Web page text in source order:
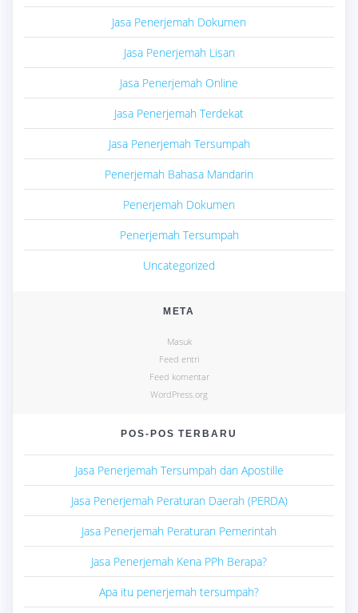
Jasa Penerjemah Dokumen
Jasa Penerjemah Lisan
Jasa Penerjemah Online
Jasa Penerjemah Terdekat
Jasa Penerjemah Tersumpah
Penerjemah Bahasa Mandarin
Penerjemah Dokumen
Penerjemah Tersumpah
Uncategorized
META
Masuk
Feed entri
Feed komentar
WordPress.org
POS-POS TERBARU
Jasa Penerjemah Tersumpah dan Apostille
Jasa Penerjemah Peraturan Daerah (PERDA)
Jasa Penerjemah Peraturan Pemerintah
Jasa Penerjemah Kena PPh Berapa?
Apa itu penerjemah tersumpah?